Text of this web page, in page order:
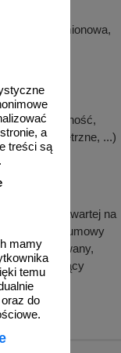
a
treści są
mamy
temu
do
znamionowa,
chromatyczność,
zewnętrzne, ...)
sklepu
umowy zawartej na
do umowy
lub służący